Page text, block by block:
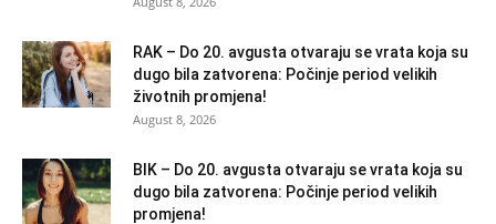
RAK – Do 20. avgusta otvaraju se vrata koja su
dugo bila zatvorena: Počinje period velikih
životnih promjena!
August 8, 2026
BIK – Do 20. avgusta otvaraju se vrata koja su
dugo bila zatvorena: Počinje period velikih
promjena!